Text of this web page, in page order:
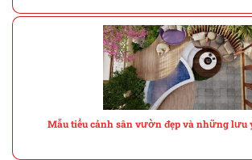
Mẫu tiểu cảnh sân vườn đẹp và những lưu